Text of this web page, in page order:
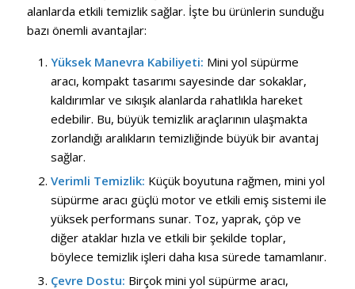
alanlarda etkili temizlik sağlar. İşte bu ürünlerin sunduğu
bazı önemli avantajlar:
Yüksek Manevra Kabiliyeti: Mini yol süpürme
aracı, kompakt tasarımı sayesinde dar sokaklar,
kaldırımlar ve sıkışık alanlarda rahatlıkla hareket
edebilir. Bu, büyük temizlik araçlarının ulaşmakta
zorlandığı aralıkların temizliğinde büyük bir avantaj
sağlar.
Verimli Temizlik: Küçük boyutuna rağmen, mini yol
süpürme aracı güçlü motor ve etkili emiş sistemi ile
yüksek performans sunar. Toz, yaprak, çöp ve
diğer ataklar hızla ve etkili bir şekilde toplar,
böylece temizlik işleri daha kısa sürede tamamlanır.
Çevre Dostu: Birçok mini yol süpürme aracı,